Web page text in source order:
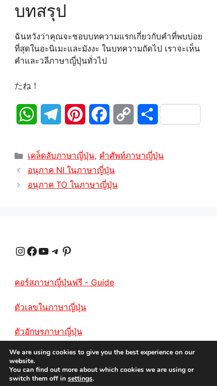
บทสรุป
ฉันหวังว่าคุณจะชอบบทความแรกเกี่ยวกับคำที่พบบ่อย
ที่สุดในอะนิเมะและมังงะ ในบทความถัดไป เราจะเห็น
คำและวลีภาษาญี่ปุ่นทั่วไป
たね！
W
a
t
p
l
e
m
n
t
c
e
p
S
a
หมวด
หมู่
เคล็ดลับภาษาญี่ปุ่น, คำศัพท์ภาษาญี่ปุ่น
อนุภาค NI ในภาษาญี่ปุ่น
อนุภาค TO ในภาษาญี่ปุ่น
Instagram Facebook YouTube Telegram Pinterest
คอร์สภาษาญี่ปุ่นฟรี - Guide
ตัวเลขในภาษาญี่ปุ่น
ตัวอักษรภาษาญี่ปุ่น
We are using cookies to give you the best experience on our
website.
You can find out more about which cookies we are using or
switch them off in settings.